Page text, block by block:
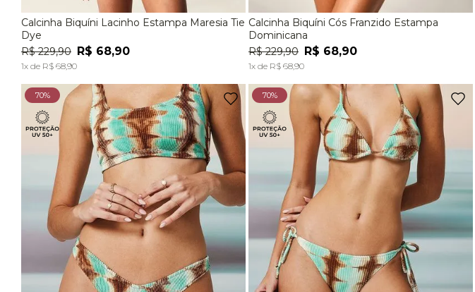
ADICIONAR À SACOLA
Calcinha Biquíni Lacinho Estampa Maresia Tie
Dye
R$ 229,90 R$ 68,90
1x de R$ 68,90
P G
ADICIONAR À SACOLA
Calcinha Biquíni Cós Franzido Estampa
Dominicana
R$ 229,90 R$ 68,90
1x de R$ 68,90
70% 70%